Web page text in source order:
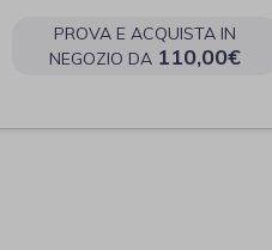
PROVA E ACQUISTA IN
NEGOZIO DA 110,00€